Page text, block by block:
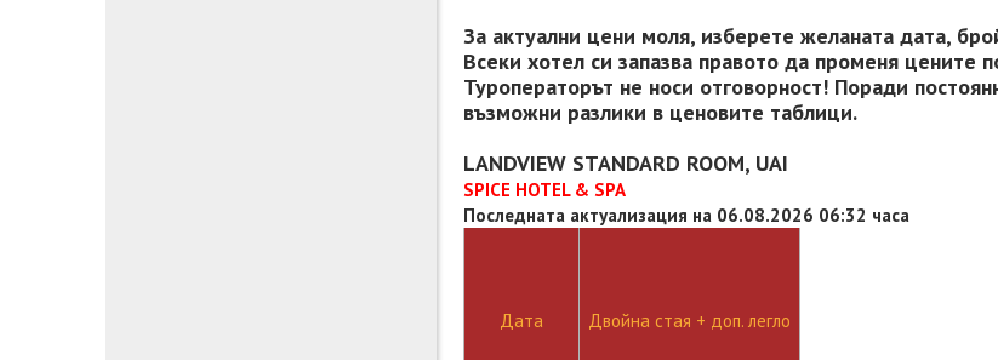
За актуални цени моля, изберете желаната дата,
Всеки хотел си запазва правото да променя цените
Туроператорът не носи отговорност! Поради
възможни разлики в ценовите таблици.
LANDVIEW STANDARD ROOM, UAI
SPICE HOTEL & SPA
Последната актуализация на 06.08.2026 06:32 часа
Дата Двойна стая + доп. легло